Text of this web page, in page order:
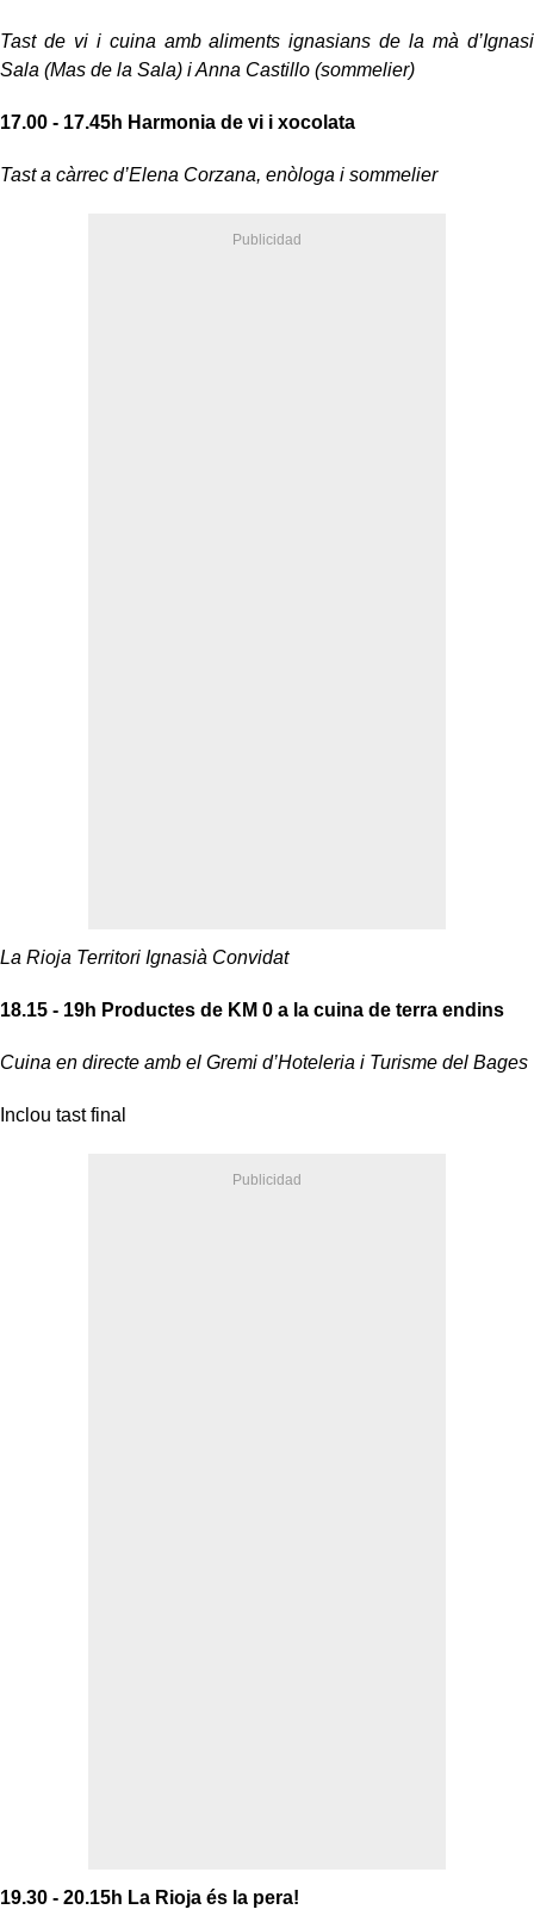
Tast de vi i cuina amb aliments ignasians de la mà d’Ignasi
Sala (Mas de la Sala) i Anna Castillo (somme­lier)
17.00 - 17.45h Harmonia de vi i xocolata
Tast a càrrec d’Elena Corzana, enòloga i sommelier
La Rioja Territori Ignasià Convidat
18.15 - 19h Productes de KM 0 a la cuina de terra endins
Cuina en directe amb el Gremi d’Hoteleria i Turisme del Bages
Inclou tast final
19.30 - 20.15h La Rioja és la pera!